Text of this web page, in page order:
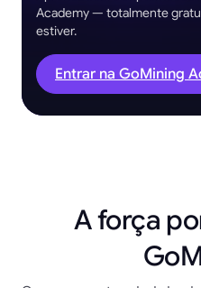
Academy — totalmente
estiver.
Entrar na GoMining
A força